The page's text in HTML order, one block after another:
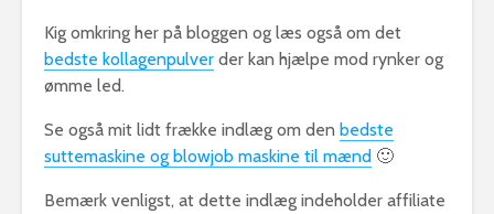
Kig omkring her på bloggen og læs også om det
bedste kollagenpulver der kan hjælpe mod rynker og
ømme led.
Se også mit lidt frække indlæg om den bedste
suttemaskine og blowjob maskine til mænd 🙂
Bemærk venligst, at dette indlæg indeholder affiliate